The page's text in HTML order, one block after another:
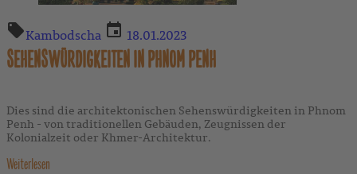
Kambodscha 18.01.2023
SEHENSWÜRDIGKEITEN IN PHNOM PENH
Dies sind die architektonischen Sehenswürdigkeiten in Phnom
Penh - von traditionellen Gebäuden, Zeugnissen der
Kolonialzeit oder Khmer-Architektur.
Weiterlesen